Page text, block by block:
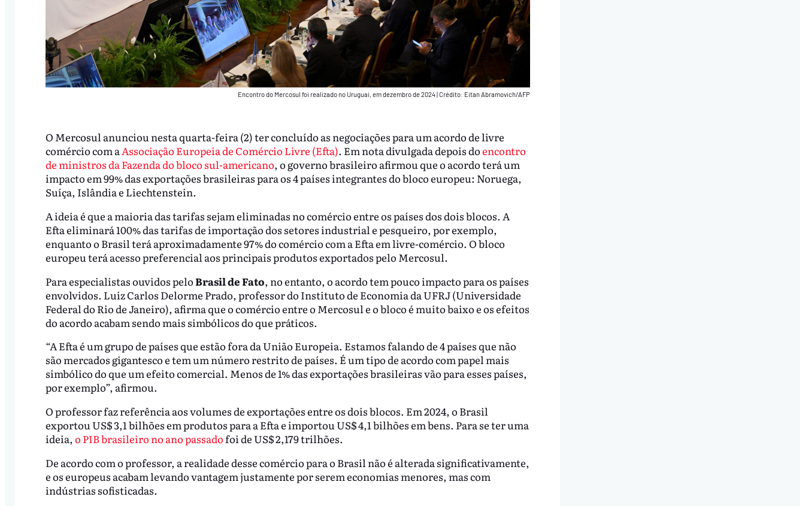
Encontro do Mercosul foi realizado no Uruguai, em dezembro de 2024 Crédito: Eitan Abramovich/AFP
O Mercosul anunciou nesta quarta-feira (2) ter concluído as negociações para um acordo de livre
comércio com a Associação Europeia de Comércio Livre (Efta). Em nota divulgada depois doencontro
de ministros da Fazenda do bloco sul-americano, o governo brasileiro afirmou que o acordo terá um
impacto em 99% das exportações brasileiras para os 4 países integrantes do bloco europeu: Noruega,
Suíça, Islândia e Liechtenstein.
A ideia é que a maioria das tarifas sejam eliminadas no comércio entre os países dos dois blocos. A
Efta eliminará 100% das tarifas de importação dos setores industrial e pesqueiro, por exemplo,
enquanto o Brasil terá aproximadamente 97% do comércio com a Efta em livre-comércio. O bloco
europeu terá acesso preferencial aos principais produtos exportados pelo Mercosul.
Para especialistas ouvidos peloBrasil de Fato, no entanto, o acordo tem pouco impacto para os países
envolvidos. Luiz Carlos Delorme Prado, professor do Instituto de Economia da UFRJ (Universidade
Federal do Rio de Janeiro), afirma que o comércio entre o Mercosul e o bloco é muito baixo e os efeitos
do acordo acabam sendo mais simbólicos do que práticos.
“A Efta é um grupo de países que estão fora da União Europeia. Estamos falando de 4 países que não
são mercados gigantesco e tem um número restrito de países. É um tipo de acordo com papel mais
simbólico do que um efeito comercial. Menos de 1% das exportações brasileiras vão para esses países,
por exemplo”, afirmou.
O professor faz referência aos volumes de exportações entre os dois blocos. Em 2024, o Brasil
exportou US$ 3,1 bilhões em produtos para a Efta e importou US$ 4,1 bilhões em bens. Para se ter uma
ideia, o PIB brasileiro no ano passadofoi de US$ 2,179 trilhões.
De acordo com o professor, a realidade desse comércio para o Brasil não é alterada significativamente,
e os europeus acabam levando vantagem justamente por serem economias menores, mas com
indústrias sofisticadas.